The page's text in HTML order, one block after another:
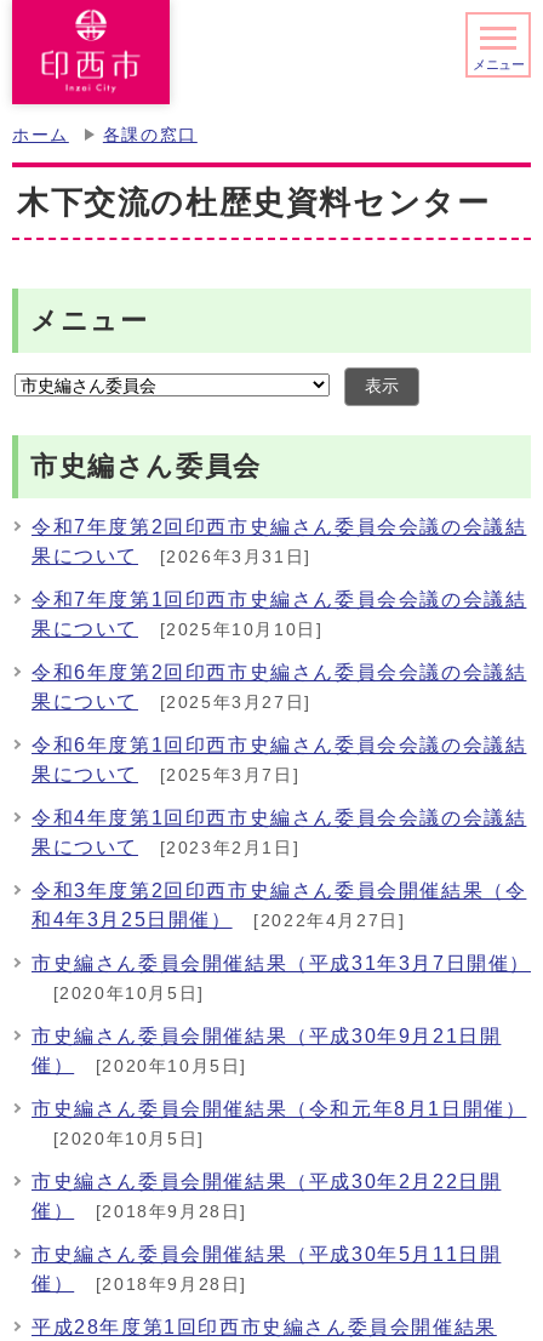
メニュー
ホーム 各課の窓口
木下交流の杜歴史資料センター
メニュー
表示
市史編さん委員会
令和7年度第2回印西市史編さん委員会会議の会議結
果について
[2026年3月31日]
令和7年度第1回印西市史編さん委員会会議の会議結
果について
[2025年10月10日]
令和6年度第2回印西市史編さん委員会会議の会議結
果について
[2025年3月27日]
令和6年度第1回印西市史編さん委員会会議の会議結
果について
[2025年3月7日]
令和4年度第1回印西市史編さん委員会会議の会議結
果について
[2023年2月1日]
令和3年度第2回印西市史編さん委員会開催結果（令
和4年3月25日開催）
[2022年4月27日]
市史編さん委員会開催結果（平成31年3月7日開催）
[2020年10月5日]
市史編さん委員会開催結果（平成30年9月21日開
催）
[2020年10月5日]
市史編さん委員会開催結果（令和元年8月1日開催）
[2020年10月5日]
市史編さん委員会開催結果（平成30年2月22日開
催）
[2018年9月28日]
市史編さん委員会開催結果（平成30年5月11日開
催）
[2018年9月28日]
平成28年度第1回印西市史編さん委員会開催結果